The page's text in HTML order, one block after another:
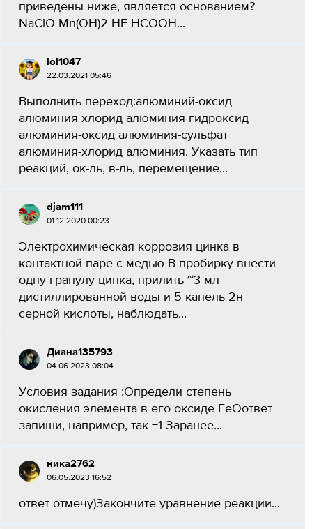
приведены ниже, является основанием?
NaClO Mn(OH)2 HF HCOOH...
lol1047
22.03.2021 05:46
Выполнить переход:алюминий-оксид
алюминия-хлорид алюминия-гидроксид
алюминия-оксид алюминия-сульфат
алюминия-хлорид алюминия. Указать тип
реакций, ок-ль, в-ль, перемещение...
djam111
01.12.2020 00:23
Электрохимическая коррозия цинка в
контактной паре с медью В пробирку внести
одну гранулу цинка, прилить ~3 мл
дистиллированной воды и 5 капель 2н
серной кислоты, наблюдать...
Диана135793
04.06.2023 08:04
Условия задания :Определи степень
окисления элемента в его оксидe FeOответ
запиши, например, так +1 Заранее...
ника2762
06.05.2023 16:52
ответ отмечу)Закончите уравнение реакции...